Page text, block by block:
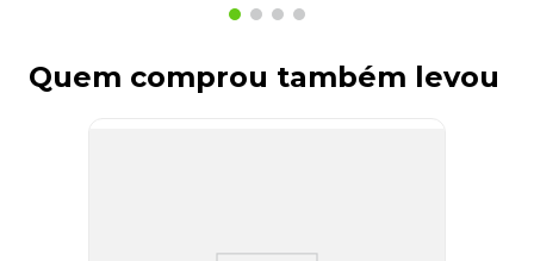
Quem comprou também levou